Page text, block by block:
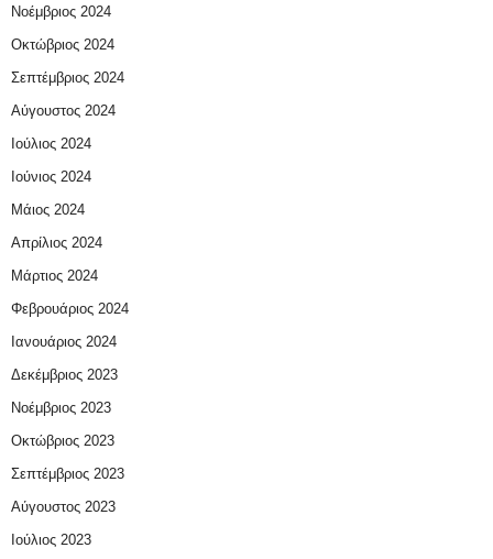
Νοέμβριος 2024
Οκτώβριος 2024
Σεπτέμβριος 2024
Αύγουστος 2024
Ιούλιος 2024
Ιούνιος 2024
Μάιος 2024
Απρίλιος 2024
Μάρτιος 2024
Φεβρουάριος 2024
Ιανουάριος 2024
Δεκέμβριος 2023
Νοέμβριος 2023
Οκτώβριος 2023
Σεπτέμβριος 2023
Αύγουστος 2023
Ιούλιος 2023